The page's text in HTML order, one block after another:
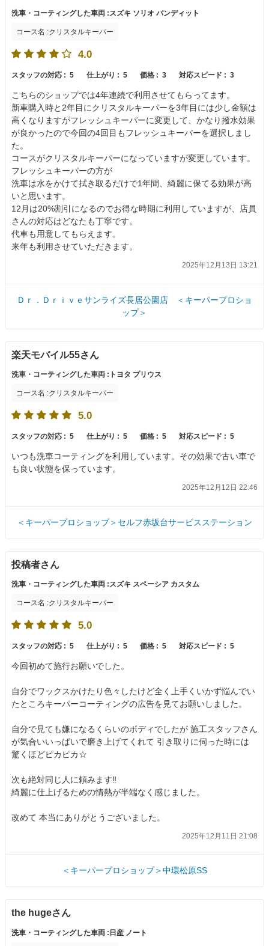
洗車・コーティングした車両 :スズキ ソリオ バンディット
コース名 :クリスタルキーパー
4.0
スタッフの対応 : 5 仕上がり : 5 価格 : 3 対応スピード : 3
こちらのショップでは4年連続で利用させてもらってます。
新車購入時と2年目にクリスタルキーパーを3年目には少し金額は
高くなりますがフレッシュキーパーに変更して、かなり撥水効果
が良かったので今回の4回目もフレッシュキーパーを選択しまし
た。
コースがクリスタルキーパーになっていますが変更しています。
フレッシュキーパーの方が
洗車は水をかけて拭き取るだけで1年間、綺麗に保てる効果が高
いと思います。
12月は20%割引になるのでお得な時期に利用していますが、店員
さんの対応はどなたも丁寧です。
代車も用意してもらえます。
来年も利用させていただきます。
2025年12月13日 13:21
Ｄｒ．Ｄｒｉｖｅサンライズ長居公園店 ＜キーパープロショ
ップ＞
楽天モバイル55さん
洗車・コーティングした車両 :トヨタ プリウス
コース名 :クリスタルキーパー
5.0
スタッフの対応 : 5 仕上がり : 5 価格 : 5 対応スピード : 5
いつも洗車コーティングを利用しています。その効果で古い車で
も良い状態を保っています。
2025年12月12日 22:46
＜キーパープロショップ＞セルフ赤坂台サービスステーション
投稿者さん
洗車・コーティングした車両 :スズキ スペーシア カスタム
コース名 :クリスタルキーパー
5.0
スタッフの対応 : 5 仕上がり : 5 価格 : 5 対応スピード : 5
今回初めて施行お願いでした。
自分でワックスかけたり色々したけど全く上手くいかず悩んでい
たところキーパーコーティングの広告を見てお願いしました。
自分で見ても嫌になるくらいのボディでしたが 施工スタッフさん
が気合いいっぱいで磨き上げてくれて 引き取りに伺った時には
驚くほどピカピカ☆
次も絶対同じ人に頼みます‼️
綺麗に仕上げるための情熱が半端なく感じました。
改めて 本当にありがとうございました。
2025年12月11日 21:08
＜キーパープロショップ＞中環松原SS
the hugeさん
洗車・コーティングした車両 :日産 ノート